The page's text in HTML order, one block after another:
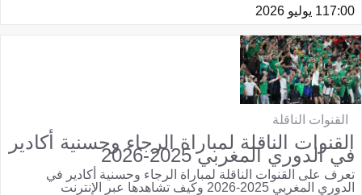
17:001 يوليو 2026
القنوات الناقلة
القنوات الناقلة لمباراة الرجاء وحسنية أكادير
في الدوري المغربي 2025-2026
تعرف على القنوات الناقلة لمباراة الرجاء وحسنية أكادير في
الدوري المغربي 2025-2026 وكيف تشاهدها عبر الإنترنت